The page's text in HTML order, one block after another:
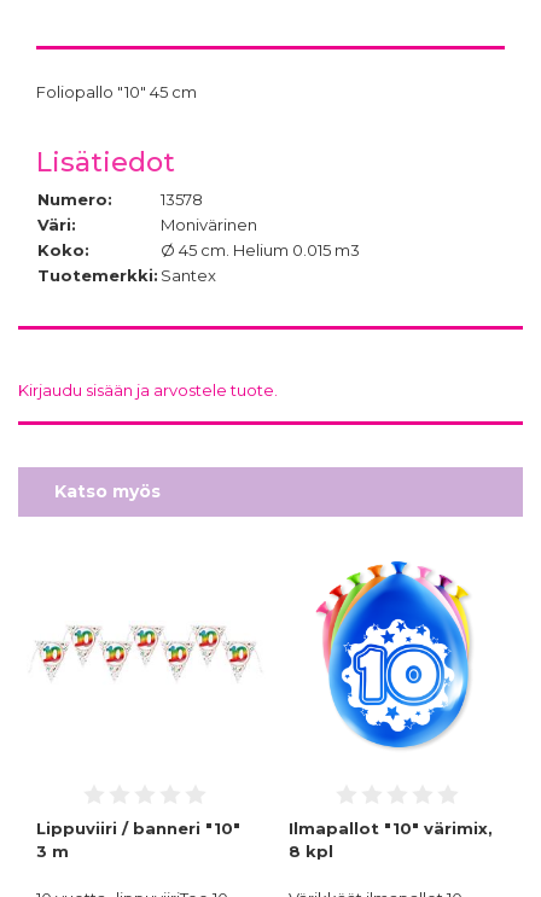
Foliopallo "10" 45 cm
Lisätiedot
Numero:
13578
Väri:
Monivärinen
Koko:
Ø 45 cm. Helium 0.015 m3
Tuotemerkki: Santex
Kirjaudu sisään ja arvostele tuote.
Katso myös
Lippuviiri / banneri "10"
3 m
Ilmapallot "10" värimix,
8 kpl